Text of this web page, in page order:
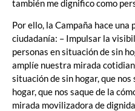
también me dignifico como
Por ello, la Campaña hace
ciudadanía: – Impulsar la
personas en situación de sin
amplíe nuestra mirada
situación de sin hogar, que
hogar, que nos saque de la
mirada movilizadora de